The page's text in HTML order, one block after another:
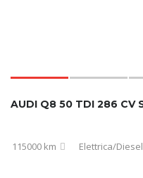
115000 km Elettrica/Diesel